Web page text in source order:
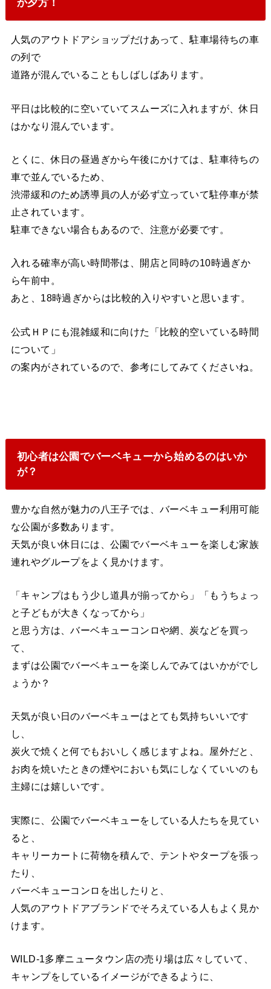
人気のアウトドアショップだけあって、駐車場待ちの車
の列で
道路が混んでいることもしばしばあります。
平日は比較的に空いていてスムーズに入れますが、休日
はかなり混んでいます。
とくに、休日の昼過ぎから午後にかけては、駐車待ちの
車で並んでいるため、
渋滞緩和のため誘導員の人が必ず立っていて駐停車が禁
止されています。
駐車できない場合もあるので、注意が必要です。
入れる確率が高い時間帯は、開店と同時の10時過ぎか
ら午前中。
あと、18時過ぎからは比較的入りやすいと思います。
公式ＨＰにも混雑緩和に向けた「比較的空いている時間
について」
の案内がされているので、参考にしてみてくださいね。
初心者は公園でバーベキューから始めるのはいか
が？
豊かな自然が魅力の八王子では、バーベキュー利用可能
な公園が多数あります。
天気が良い休日には、公園でバーベキューを楽しむ家族
連れやグループをよく見かけます。
「キャンプはもう少し道具が揃ってから」「もうちょっ
と子どもが大きくなってから」
と思う方は、バーベキューコンロや網、炭などを買っ
て、
まずは公園でバーベキューを楽しんでみてはいかがでし
ょうか？
天気が良い日のバーベキューはとても気持ちいいです
し、
炭火で焼くと何でもおいしく感じますよね。屋外だと、
お肉を焼いたときの煙やにおいも気にしなくていいのも
主婦には嬉しいです。
実際に、公園でバーベキューをしている人たちを見てい
ると、
キャリーカートに荷物を積んで、テントやタープを張っ
たり、
バーベキューコンロを出したりと、
人気のアウトドアブランドでそろえている人もよく見か
けます。
WILD-1多摩ニュータウン店の売り場は広々していて、
キャンプをしているイメージができるように、